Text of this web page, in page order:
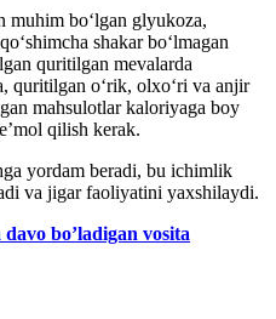
muhim bo‘lgan glyukoza,
shakar bo‘lmagan
quritilgan mevalarda
quritilgan o‘rik, olxo‘ri va anjir
mahsulotlar kaloriyaga boy
qilish kerak.
yordam beradi, bu ichimlik
va jigar faoliyatini yaxshilaydi.
bo’ladigan vosita